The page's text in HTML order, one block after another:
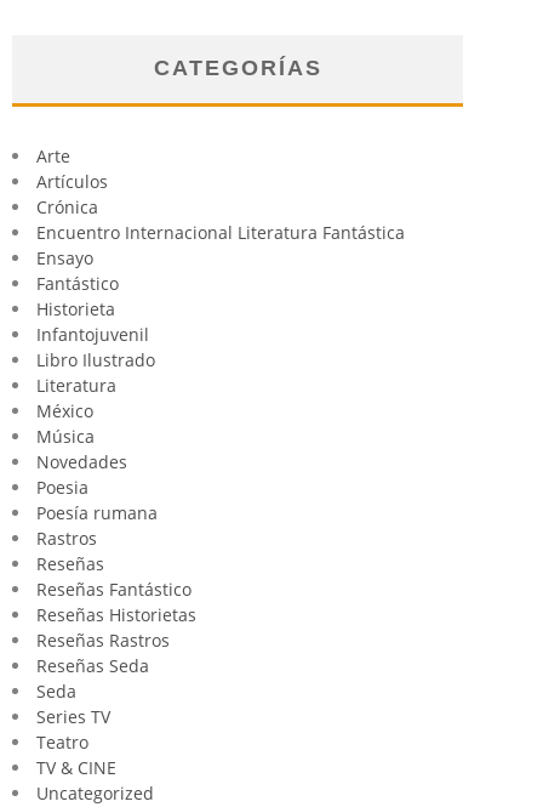
CATEGORÍAS
Arte
Artículos
Crónica
Encuentro Internacional Literatura Fantástica
Ensayo
Fantástico
Historieta
Infantojuvenil
Libro Ilustrado
Literatura
México
Música
Novedades
Poesia
Poesía rumana
Rastros
Reseñas
Reseñas Fantástico
Reseñas Historietas
Reseñas Rastros
Reseñas Seda
Seda
Series TV
Teatro
TV & CINE
Uncategorized